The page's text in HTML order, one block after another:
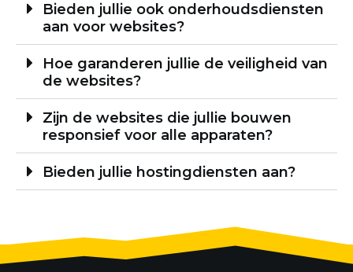
Bieden jullie ook onderhoudsdiensten
aan voor websites?
Hoe garanderen jullie de veiligheid van
de websites?
Zijn de websites die jullie bouwen
responsief voor alle apparaten?
Bieden jullie hostingdiensten aan?